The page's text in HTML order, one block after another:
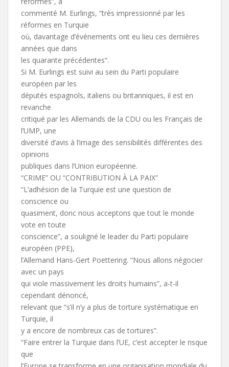
commenté M. Eurlings, “très impressionné par les
réformes en Turquie
où, davantage d’événements ont eu lieu ces dernières
années que dans
les quarante précédentes”.
Si M. Eurlings est suivi au sein du Parti populaire
européen par les
députés espagnols, italiens ou britanniques, il est en
revanche
critiqué par les Allemands de la CDU ou les Français de
l’UMP, une
diversité d’avis à l’image des sensibilités différentes des
opinions
publiques dans l’Union européenne.
“CRIME” OU “CONTRIBUTION À LA PAIX”
“L’adhésion de la Turquie est une question de
conscience ou
quasiment, donc nous acceptons que tout le monde
vote en toute
conscience”, a souligné le leader du Parti populaire
européen (PPE),
l’Allemand Hans-Gert Poettering. “Nous allons négocier
avec un pays
qui viole massivement les droits humains”, a-t-il
cependant dénoncé,
relevant que “s’il n’y a plus de torture systématique en
Turquie, il
y a encore de nombreux cas de tortures”.
“Faire entrer la Turquie dans l’UE, c’est accepter le risque
que